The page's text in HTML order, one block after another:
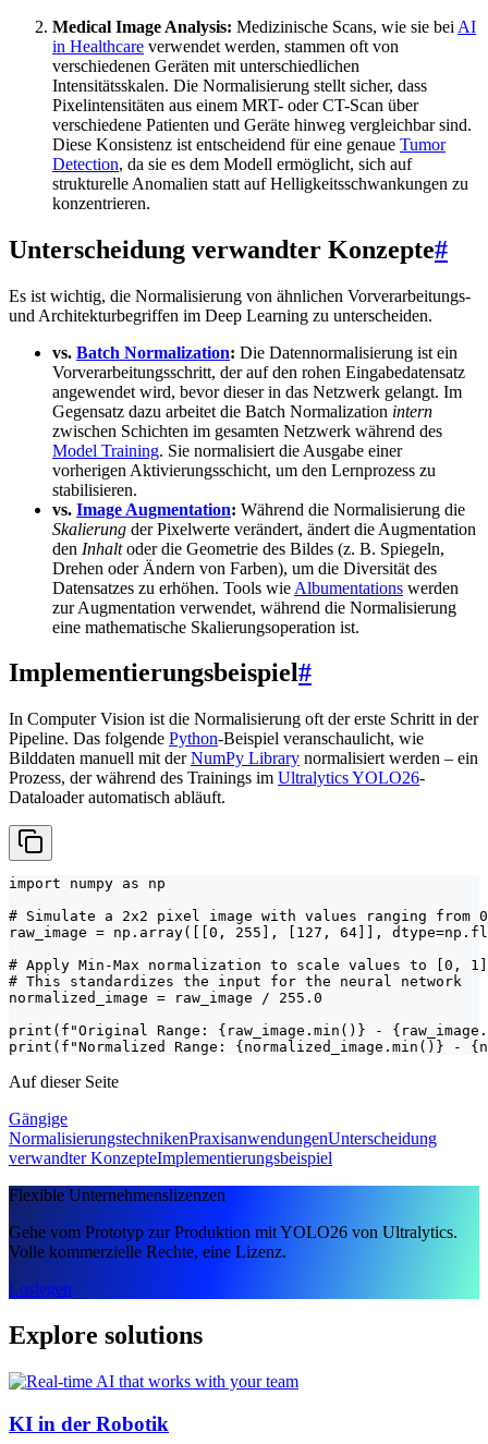
Medical Image Analysis: Medizinische Scans, wie sie bei AI
in Healthcare verwendet werden, stammen oft von
verschiedenen Geräten mit unterschiedlichen
Intensitätsskalen. Die Normalisierung stellt sicher, dass
Pixelintensitäten aus einem MRT- oder CT-Scan über
verschiedene Patienten und Geräte hinweg vergleichbar sind.
Diese Konsistenz ist entscheidend für eine genaue Tumor
Detection, da sie es dem Modell ermöglicht, sich auf
strukturelle Anomalien statt auf Helligkeitsschwankungen zu
konzentrieren.
Unterscheidung verwandter Konzepte#
Es ist wichtig, die Normalisierung von ähnlichen Vorverarbeitungs-
und Architekturbegriffen im Deep Learning zu unterscheiden.
vs. Batch Normalization: Die Datennormalisierung ist ein
Vorverarbeitungsschritt, der auf den rohen Eingabedatensatz
angewendet wird, bevor dieser in das Netzwerk gelangt. Im
Gegensatz dazu arbeitet die Batch Normalization intern
zwischen Schichten im gesamten Netzwerk während des
Model Training. Sie normalisiert die Ausgabe einer
vorherigen Aktivierungsschicht, um den Lernprozess zu
stabilisieren.
vs. Image Augmentation: Während die Normalisierung die
Skalierung der Pixelwerte verändert, ändert die Augmentation
den Inhaltoder die Geometrie des Bildes (z. B. Spiegeln,
Drehen oder Ändern von Farben), um die Diversität des
Datensatzes zu erhöhen. Tools wie Albumentations werden
zur Augmentation verwendet, während die Normalisierung
eine mathematische Skalierungsoperation ist.
Implementierungsbeispiel#
In Computer Vision ist die Normalisierung oft der erste Schritt in der
Pipeline. Das folgende Python-Beispiel veranschaulicht, wie
Bilddaten manuell mit derNumPy Library normalisiert werden – ein
Prozess, der während des Trainings im Ultralytics YOLO26-
Dataloader automatisch abläuft.
import numpy as np
# Simulate a 2x2 pixel image with values ranging from
raw_image = np.array([[0, 255], [127, 64]],
# Apply Min-Max normalization to scale values to [0, 1]
# This standardizes the input for the neural network
normalized_image = raw_image / 255.0
print(f"Original Range: {raw_image.min()} -
print(f"Normalized Range: {normalized_image.min()} -
Auf dieser Seite
Gängige
NormalisierungstechnikenPraxisanwendungenUnterscheidung
verwandter KonzepteImplementierungsbeispiel
Flexible Unternehmenslizenzen
Gehe vom Prototyp zur Produktion mit YOLO26 von Ultralytics.
Volle kommerzielle Rechte, eine Lizenz.
Loslegen
Explore solutions
KI in der Robotik